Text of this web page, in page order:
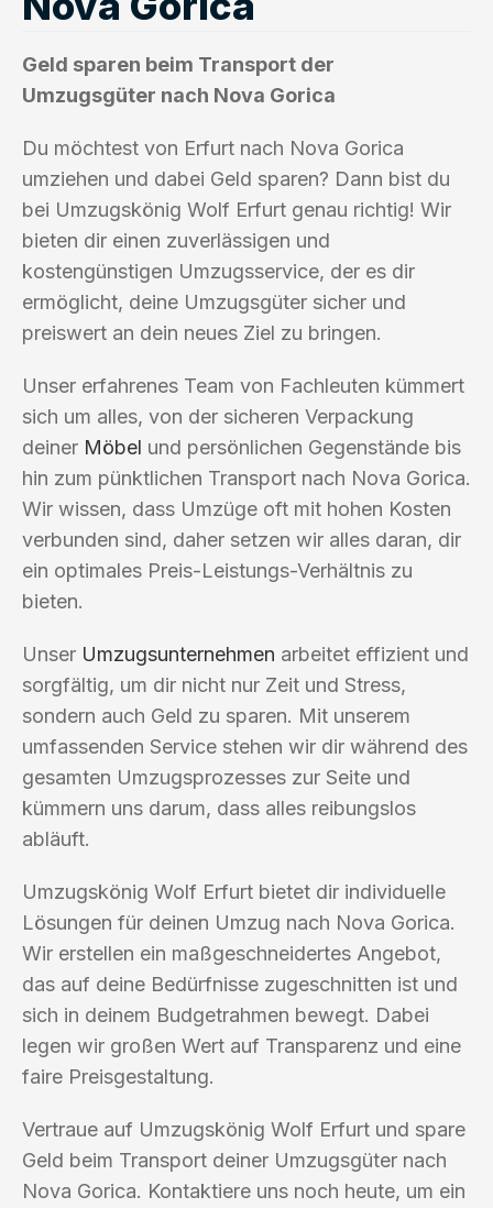
Geld sparen beim Transport der
Umzugsgüter nach Nova Gorica
Du möchtest von Erfurt nach Nova Gorica
umziehen und dabei Geld sparen? Dann bist du
bei Umzugskönig Wolf Erfurt genau richtig! Wir
bieten dir einen zuverlässigen und
kostengünstigen Umzugsservice, der es dir
ermöglicht, deine Umzugsgüter sicher und
preiswert an dein neues Ziel zu bringen.
Unser erfahrenes Team von Fachleuten kümmert
sich um alles, von der sicheren Verpackung
deiner Möbel und persönlichen Gegenstände bis
hin zum pünktlichen Transport nach Nova Gorica.
Wir wissen, dass Umzüge oft mit hohen Kosten
verbunden sind, daher setzen wir alles daran, dir
ein optimales Preis-Leistungs-Verhältnis zu
bieten.
Unser Umzugsunternehmen arbeitet effizient und
sorgfältig, um dir nicht nur Zeit und Stress,
sondern auch Geld zu sparen. Mit unserem
umfassenden Service stehen wir dir während des
gesamten Umzugsprozesses zur Seite und
kümmern uns darum, dass alles reibungslos
abläuft.
Umzugskönig Wolf Erfurt bietet dir individuelle
Lösungen für deinen Umzug nach Nova Gorica.
Wir erstellen ein maßgeschneidertes Angebot,
das auf deine Bedürfnisse zugeschnitten ist und
sich in deinem Budgetrahmen bewegt. Dabei
legen wir großen Wert auf Transparenz und eine
faire Preisgestaltung.
Vertraue auf Umzugskönig Wolf Erfurt und spare
Geld beim Transport deiner Umzugsgüter nach
Nova Gorica. Kontaktiere uns noch heute, um ein